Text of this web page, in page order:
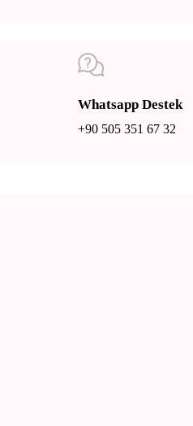
Whatsapp Destek
+90 505 351 67 32